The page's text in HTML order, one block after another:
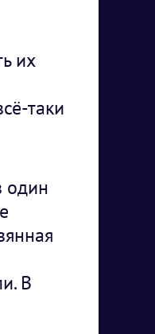
их
таки
один
В